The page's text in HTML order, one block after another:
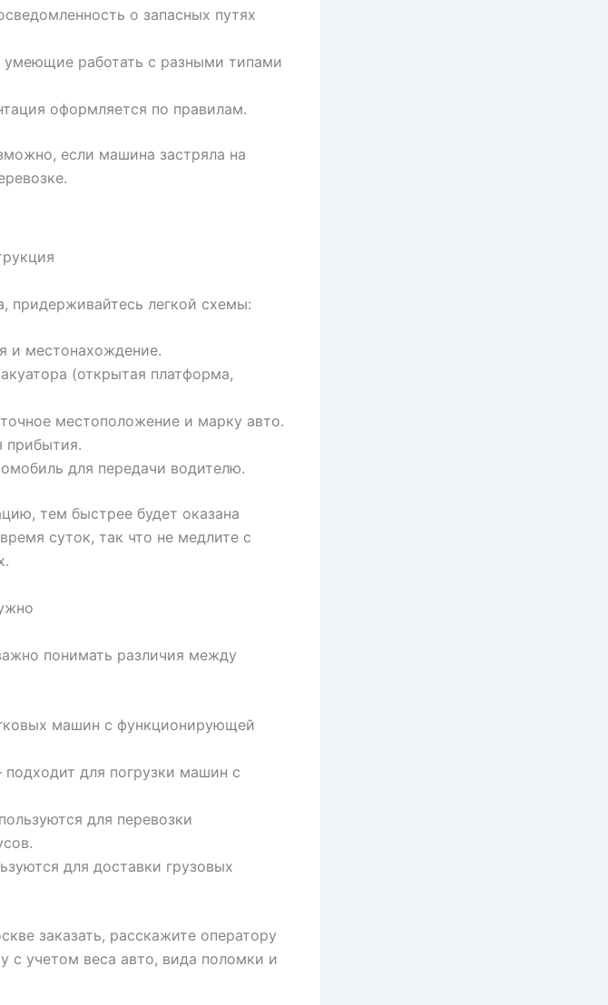
о запасных путях
работать с разными типами
оформляется по правилам.
если машина застряла на
придерживайтесь легкой схемы:
и местонахождение.
(открытая платформа,
местоположение и марку авто.
прибытия.
для передачи водителю.
тем быстрее будет оказана
суток, так что не медлите с
понимать различия между
машин с функционирующей
для погрузки машин с
для перевозки
для доставки грузовых
заказать, расскажите оператору
с учетом веса авто, вида поломки и